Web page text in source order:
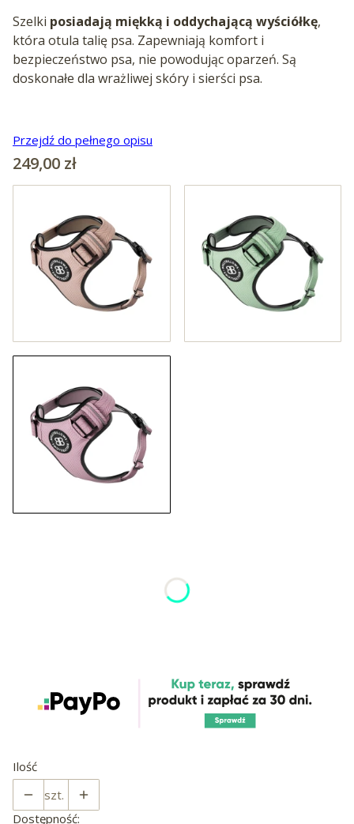
Szelki posiadają miękką i oddychającą wyściółkę,
która otula talię psa. Zapewniają komfort i
bezpieczeństwo psa, nie powodując oparzeń. Są
doskonałe dla wrażliwej skóry i sierści psa.
Przejdź do pełnego opisu
Cena
249,00 zł
Ilość
szt.
Dostępność: